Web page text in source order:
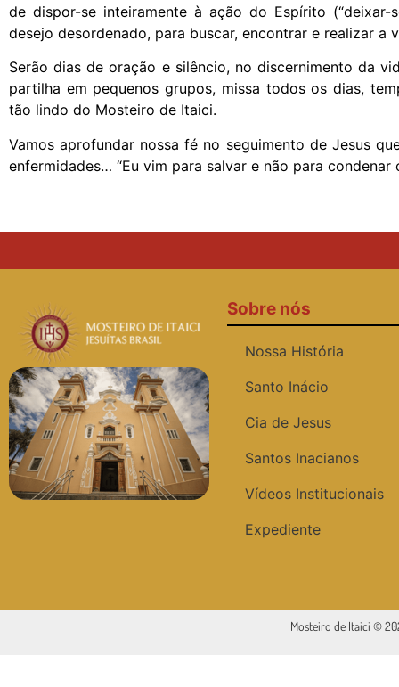
de dispor-se inteiramente à ação do Espírito
desejo desordenado, para buscar, encontrar e realizar
Serão dias de oração e silêncio, no discernimento da
partilha em pequenos grupos, missa todos os dias,
tão lindo do Mosteiro de Itaici.
Vamos aprofundar nossa fé no seguimento de Jesus
enfermidades… “Eu vim para salvar e não para condenar
Sobre nós
Nossa História
Santo Inácio
Cia de Jesus
Santos Inacianos
Vídeos Institucionais
Expediente
Mosteiro de Itaici ©